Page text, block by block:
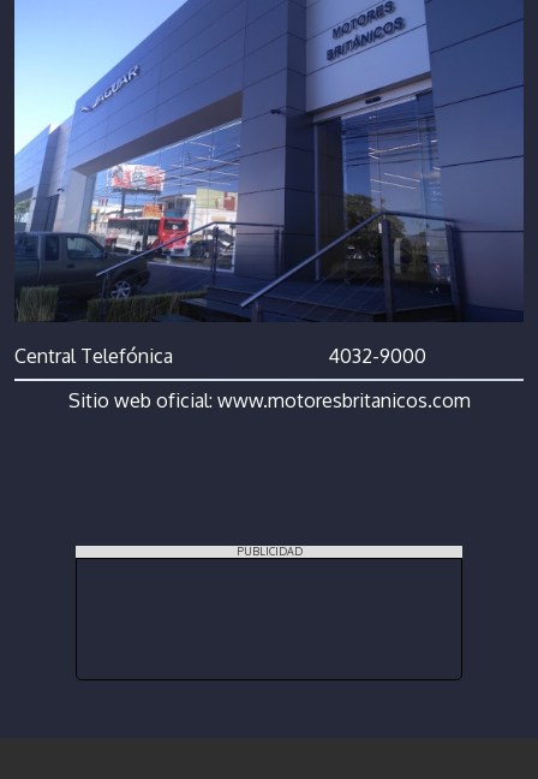
Central Telefónica
4032-9000
Sitio web oficial: www.motoresbritanicos.com
PUBLICIDAD